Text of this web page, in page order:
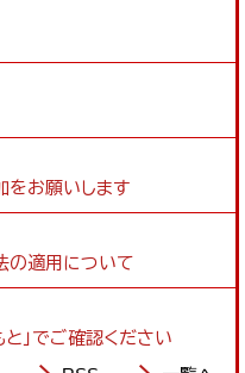
をお願いします
の適用について
」でご確認ください